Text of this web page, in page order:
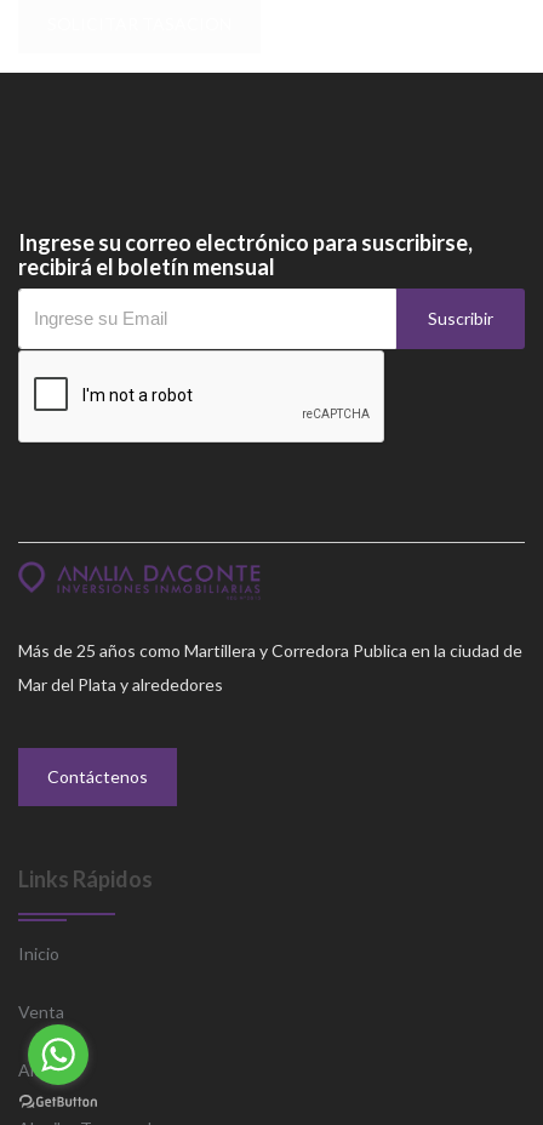
Ingrese su correo electrónico para suscribirse,
recibirá el boletín mensual
Suscribir
Más de 25 años como Martillera y Corredora Publica en la ciudad de
Mar del Plata y alrededores
Contáctenos
Links Rápidos
Inicio
Venta
Alquiler